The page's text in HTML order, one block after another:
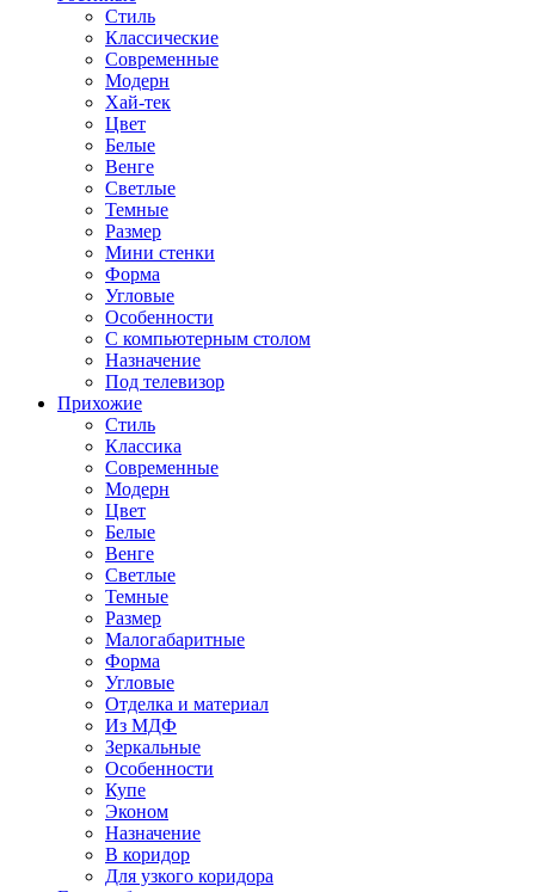
Стиль
Классические
Современные
Модерн
Хай-тек
Цвет
Белые
Венге
Светлые
Темные
Размер
Мини стенки
Форма
Угловые
Особенности
С компьютерным столом
Назначение
Под телевизор
Прихожие
Стиль
Классика
Современные
Модерн
Цвет
Белые
Венге
Светлые
Темные
Размер
Малогабаритные
Форма
Угловые
Отделка и материал
Из МДФ
Зеркальные
Особенности
Купе
Эконом
Назначение
В коридор
Для узкого коридора